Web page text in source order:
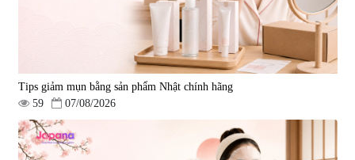
Tips giảm mụn bằng sản phẩm Nhật chính hãng
59
07/08/2026